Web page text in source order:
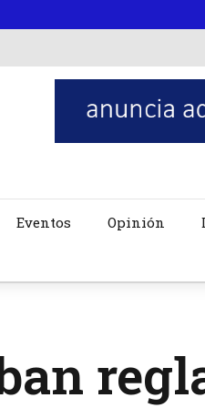
Eventos Opinión